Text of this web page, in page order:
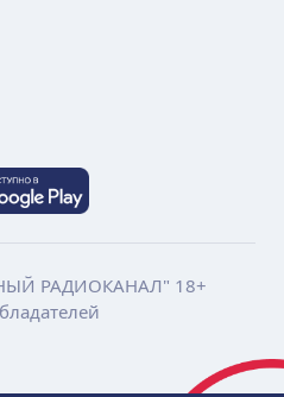
РАДИОКАНАЛ" 18+